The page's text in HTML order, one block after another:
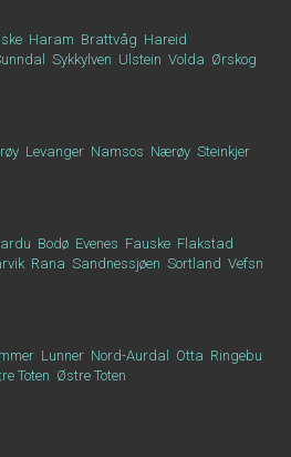
Haram Brattvåg Hareid
Sykkylven Ulstein Volda Ørskog
Levanger Namsos Nærøy Steinkjer
Bodø Evenes Fauske Flakstad
Rana Sandnessjøen Sortland Vefsn
Lunner Nord-Aurdal Otta Ringebu
Toten Østre Toten